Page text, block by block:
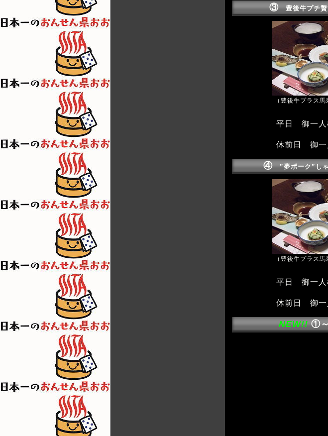
③豊後牛プチ贅
（豊後牛プラス馬
平日 御一
休前日 御
④”夢ポーク”しゃ
（豊後牛プラス馬
平日 御一
休前日 御
NEW!!①～